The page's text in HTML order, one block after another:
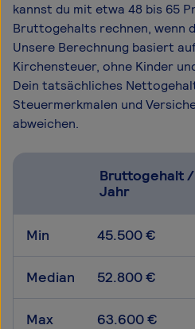
kannst du mit etwa 48 bis 65
Bruttogehalts rechnen, wenn
Unsere Berechnung basiert
Kirchensteuer, ohne Kinder
Dein tatsächliches
Steuermerkmalen und
abweichen.
Bruttogehalt /
Jahr
Min 45.500 €
Median 52.800 €
Max 63.600 €